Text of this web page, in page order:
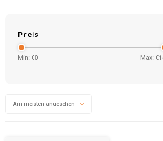
Preis
Min: €0 Max: €
Am meisten angesehen